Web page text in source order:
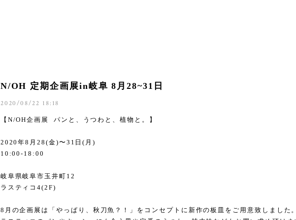
N/OH 定期企画展in岐阜 8月28~31日
2020/08/22 18:18
【N/OH企画展 パンと、うつわと、植物と。】
2020年8月28(金)〜31日(月)
10:00-18:00
岐阜県岐阜市玉井町12
ラスティコ4(2F)
8月の企画展は「やっぱり、秋刀魚？！」をコンセプトに新作の板皿をご用意致しました